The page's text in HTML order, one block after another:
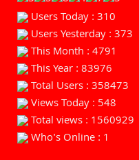
Users Today : 310
Users Yesterday : 373
This Month : 4791
This Year : 83976
Total Users : 358473
Views Today : 548
Total views : 1560929
Who's Online : 1